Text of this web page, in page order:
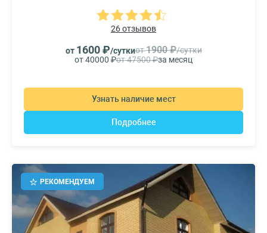
26 отзывов
от 1600 ₽/суткиот1900 ₽/сутки
от 40000 ₽от 47500 ₽за месяц
Узнать наличие мест
Подробнее
РЕКОМЕНДУЕМ